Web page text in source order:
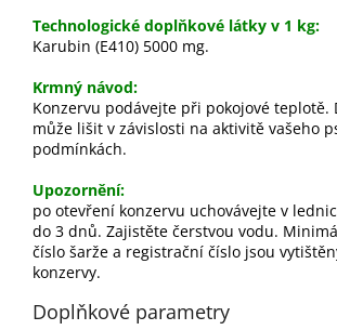
Technologické doplňkové látky v 1 kg:
Karubin (E410) 5000 mg.
Krmný návod:
Konzervu podávejte při pokojové teplotě.
může lišit v závislosti na aktivitě vašeho
podmínkách.
Upozornění:
po otevření konzervu uchovávejte v
do 3 dnů. Zajistěte čerstvou vodu.
číslo šarže a registrační číslo jsou
konzervy.
Doplňkové parametry